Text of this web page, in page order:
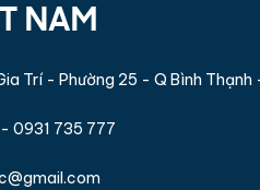
NAM
Trí - Phường 25 - Q Bình Thạnh
0931 735 777